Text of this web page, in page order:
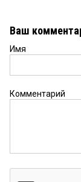
Ваш
Имя
Комментарий